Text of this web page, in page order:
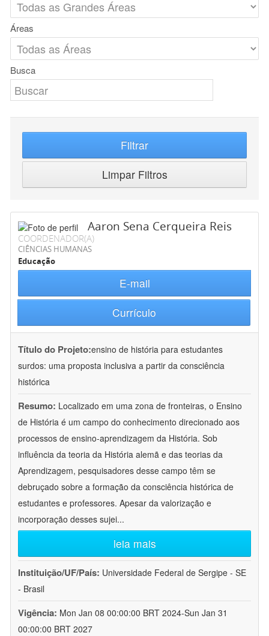
Áreas
Busca
Filtrar
Limpar Filtros
Aaron Sena Cerqueira Reis
COORDENADOR(A)
CIÊNCIAS HUMANAS
Educação
E-mail
Currículo
Título do Projeto:ensino de história para estudantes
surdos: uma proposta inclusiva a partir da consciência
histórica
Resumo: Localizado em uma zona de fronteiras, o Ensino
de História é um campo do conhecimento direcionado aos
processos de ensino-aprendizagem da História. Sob
influência da teoria da História alemã e das teorias da
Aprendizagem, pesquisadores desse campo têm se
debruçado sobre a formação da consciência histórica de
estudantes e professores. Apesar da valorização e
incorporação desses sujei...
leia mais
Instituição/UF/País: Universidade Federal de Sergipe - SE
- Brasil
Vigência: Mon Jan 08 00:00:00 BRT 2024-Sun Jan 31
00:00:00 BRT 2027